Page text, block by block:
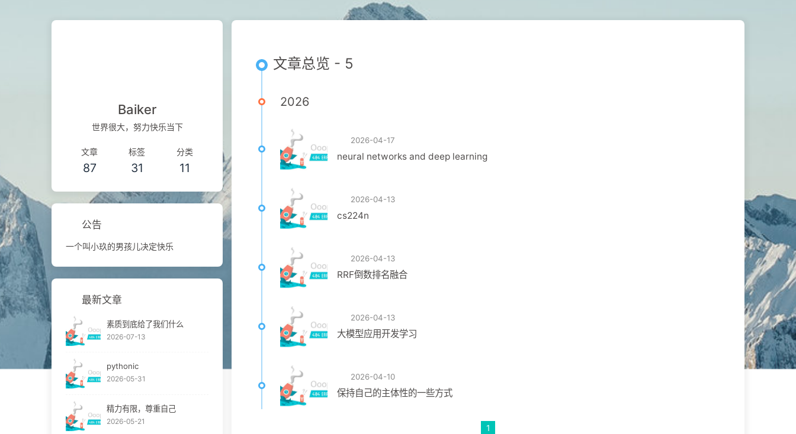
文章总览 - 5
2026
2026-04-17
neural networks and deep learning
2026-04-13
cs224n
2026-04-13
RRF倒数排名融合
2026-04-13
大模型应用开发学习
2026-04-10
保持自己的主体性的一些方式
1
Baiker
世界很大，努力快乐当下
文章
87
标签
31
分类
11
公告
一个叫小玖的男孩儿决定快乐
最新文章
素质到底给了我们什么
2026-07-13
pythonic
2026-05-31
精力有限，尊重自己
2026-05-21